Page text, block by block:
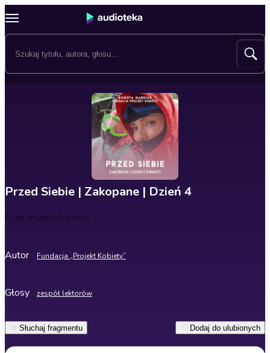
Przed Siebie | Zakopane | Dzień 4
Czas trwania5 minut
Autor Fundacja „Projekt Kobiety”
Głosy zespół lektorów
Słuchaj fragmentu Dodaj do ulubionych